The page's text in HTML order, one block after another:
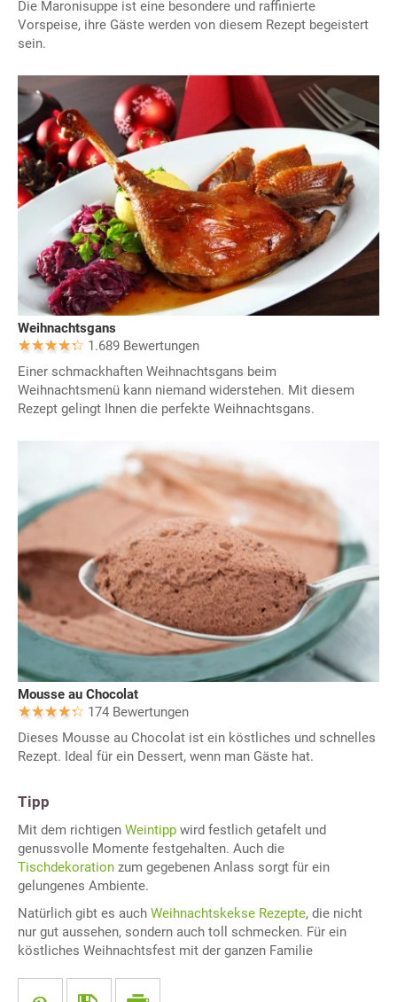
Die Maronisuppe ist eine besondere und raffinierte
Vorspeise, ihre Gäste werden von diesem Rezept begeistert
sein.
Weihnachtsgans
1.689 Bewertungen
Einer schmackhaften Weihnachtsgans beim
Weihnachtsmenü kann niemand widerstehen. Mit diesem
Rezept gelingt Ihnen die perfekte Weihnachtsgans.
Mousse au Chocolat
174 Bewertungen
Dieses Mousse au Chocolat ist ein köstliches und schnelles
Rezept. Ideal für ein Dessert, wenn man Gäste hat.
Tipp
Mit dem richtigen Weintipp wird festlich getafelt und
genussvolle Momente festgehalten. Auch die
Tischdekoration zum gegebenen Anlass sorgt für ein
gelungenes Ambiente.
Natürlich gibt es auch Weihnachtskekse Rezepte, die nicht
nur gut aussehen, sondern auch toll schmecken. Für ein
köstliches Weihnachtsfest mit der ganzen Familie